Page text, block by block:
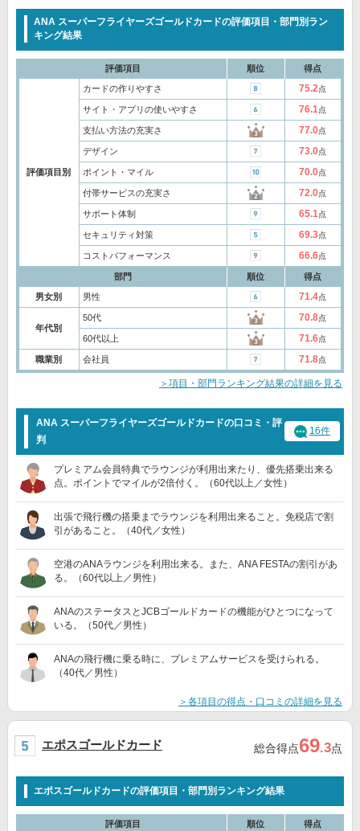
ANA スーパーフライヤーズゴールドカードの評価項目・部門別ラン
キング結果
評価項目 順位 得点
評価項目別
カードの作りやすさ 75.2点
サイト・アプリの使いやすさ 76.1点
支払い方法の充実さ 77.0点
デザイン 73.0点
ポイント・マイル 70.0点
付帯サービスの充実さ 72.0点
サポート体制 65.1点
セキュリティ対策 69.3点
コストパフォーマンス 66.6点
部門 順位 得点
男女別 男性 71.4点
年代別
50代 70.8点
60代以上 71.6点
職業別 会社員 71.8点
＞項目・部門ランキング結果の詳細を見る
ANA スーパーフライヤーズゴールドカードの口コミ・評
判
16件
プレミアム会員特典でラウンジが利用出来たり、優先搭乗出来る
点。ポイントでマイルが2倍付く。（60代以上／女性）
出張で飛行機の搭乗までラウンジを利用出来ること。免税店で割
引があること。（40代／女性）
空港のANAラウンジを利用出来る。また、ANA FESTAの割引があ
る。（60代以上／男性）
ANAのステータスとJCBゴールドカードの機能がひとつになって
いる。（50代／男性）
ANAの飛行機に乗る時に、プレミアムサービスを受けられる。
（40代／男性）
＞各項目の得点・口コミの詳細を見る
エポスゴールドカード 総合得点69.3点
エポスゴールドカードの評価項目・部門別ランキング結果
評価項目 順位 得点